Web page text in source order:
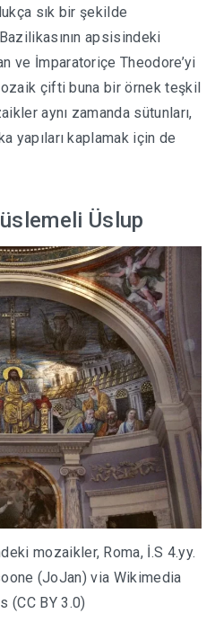
sık bir şekilde
apsisindeki
ve İmparatoriçe Theodore’yi
çifti buna bir örnek teşkil
aynı zamanda sütunları,
yapıları kaplamak için de
Üslup
mozaikler, Roma, İ.S 4.yy.
(JoJan) via Wikimedia
(CC BY 3.0)